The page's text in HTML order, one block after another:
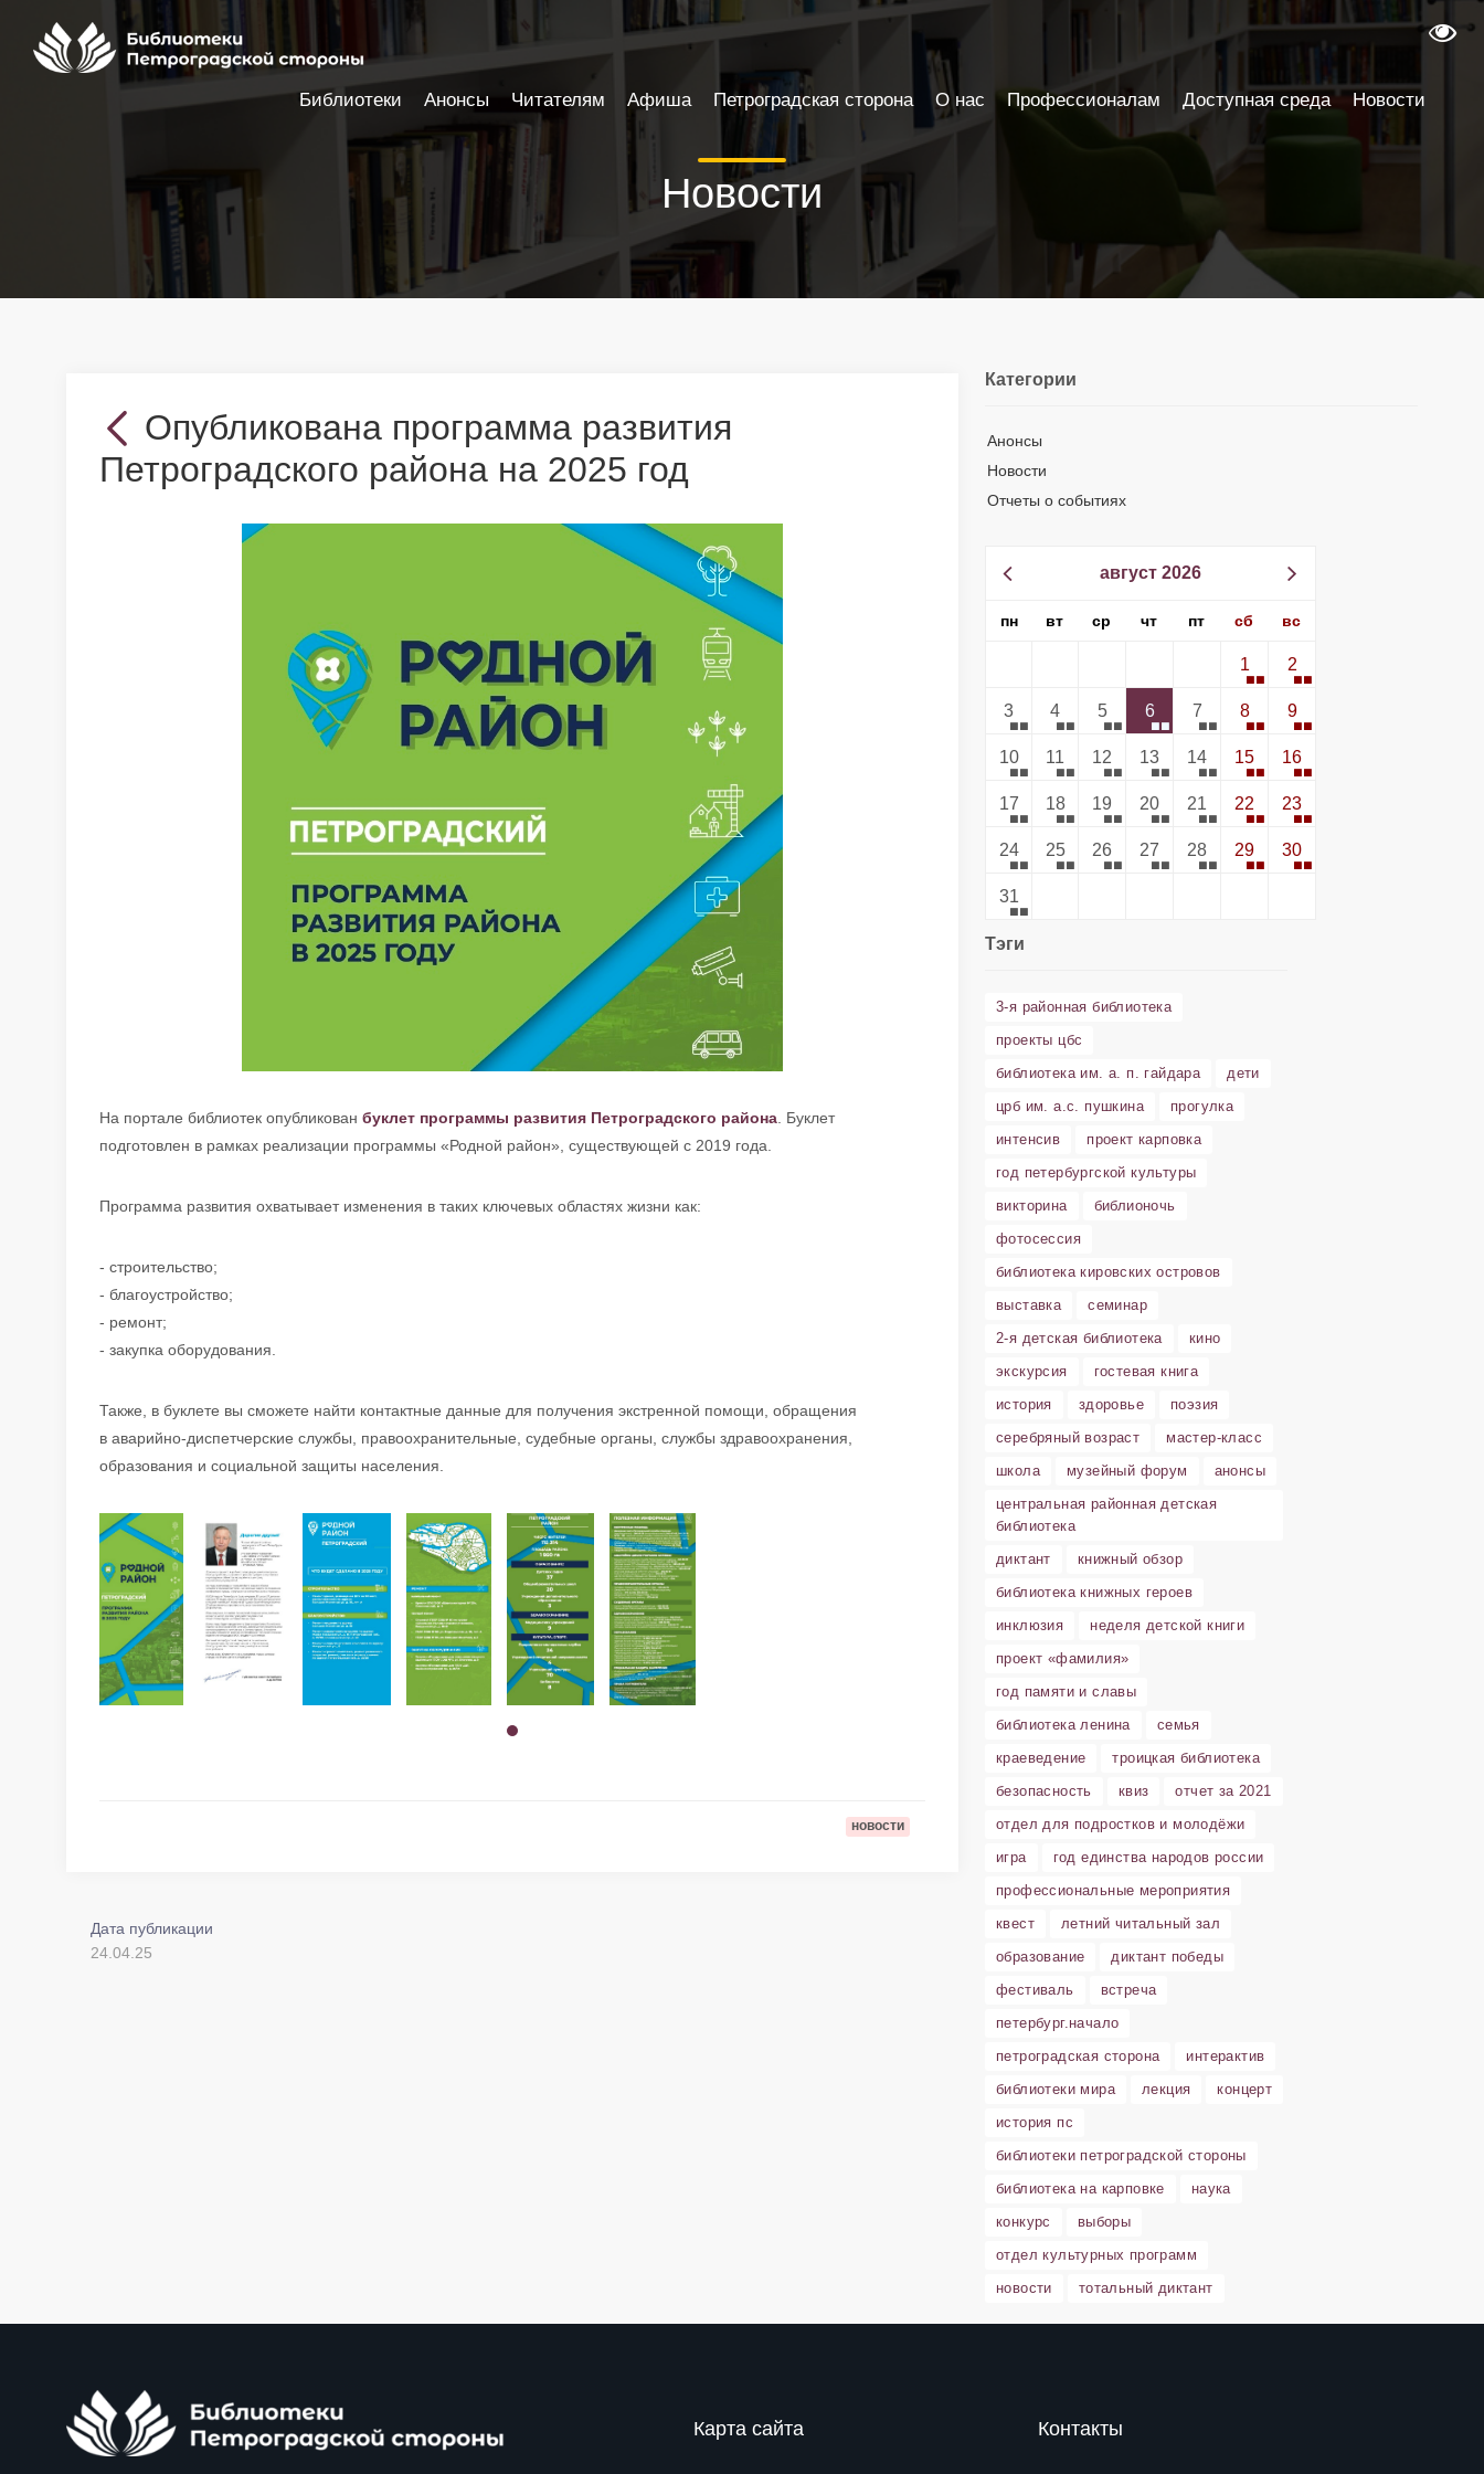
Новости
Опубликована программа развития
Петроградского района на 2025 год
На портале библиотек опубликован буклет программы развития Петроградского района. Буклет
подготовлен в рамках реализации программы «Родной район», существующей с 2019 года.
Программа развития охватывает изменения в таких ключевых областях жизни как:
- строительство;
- благоустройство;
- ремонт;
- закупка оборудования.
Также, в буклете вы сможете найти контактные данные для получения экстренной помощи, обращения
в аварийно-диспетчерские службы, правоохранительные, судебные органы, службы здравоохранения,
образования и социальной защиты населения.
новости
Дата публикации
24.04.25
Категории
Анонсы
Новости
Отчеты о событиях
август 2026
пн вт ср чт пт сб вс
1 2
3 4 5 6 7 8 9
10 11 12 13 14 15 16
17 18 19 20 21 22 23
24 25 26 27 28 29 30
31
Тэги
3-я районная библиотека
проекты цбс
библиотека им. а. п. гайдара
дети
црб им. а.с. пушкина
прогулка
интенсив
проект карповка
год петербургской культуры
викторина
библионочь
фотосессия
библиотека кировских островов
выставка
семинар
2-я детская библиотека
кино
экскурсия
гостевая книга
история
здоровье
поэзия
серебряный возраст
мастер-класс
школа
музейный форум
анонсы
центральная районная детская
библиотека
диктант
книжный обзор
библиотека книжных героев
инклюзия
неделя детской книги
проект «фамилия»
год памяти и славы
библиотека ленина
семья
краеведение
троицкая библиотека
безопасность
квиз
отчет за 2021
отдел для подростков и молодёжи
игра
год единства народов россии
профессиональные мероприятия
квест
летний читальный зал
образование
диктант победы
фестиваль
встреча
петербург.начало
петроградская сторона
интерактив
библиотеки мира
лекция
концерт
история пс
библиотеки петроградской стороны
библиотека на карповке
наука
конкурс
выборы
отдел культурных программ
новости
тотальный диктант
Карта сайта Контакты
Библиотеки Анонсы Читателям Афиша Петроградская сторона О нас Профессионалам Доступная среда Новости
Настройки доступности